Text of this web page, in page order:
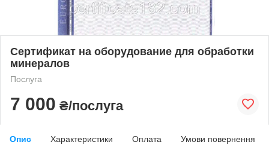
Сертификат на оборудование для обработки
минералов
Послуга
7 000 ₴/послуга
Опис Характеристики Оплата Умови повернення